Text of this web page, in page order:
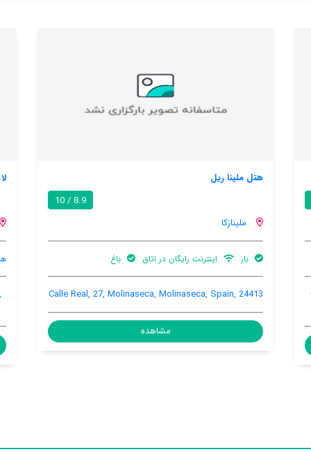
Calle
لا کازا دل رلج
هنوز اطلاعات کاملی توسط کاربران اعلام نشده است
Travesia Manuel Fraga 6, Molinaseca, Molinaseca,
مشاهده